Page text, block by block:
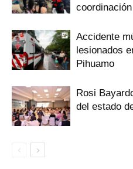
Accidente
lesionados
Pihuamo
Rosi
del estado